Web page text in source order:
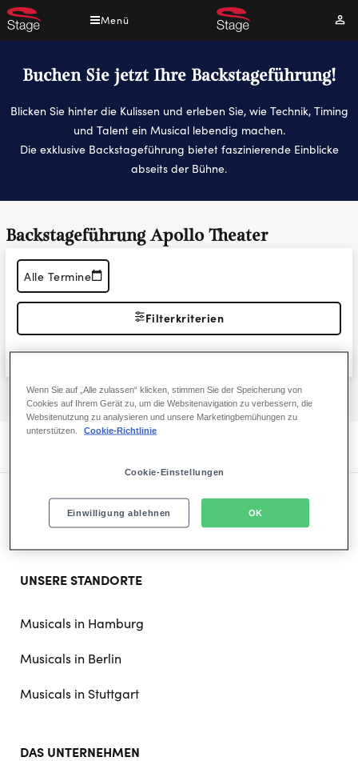
Direkt
zum
Menü
Buchen Sie jetzt Ihre Backstageführung!
Blicken Sie hinter die Kulissen und erleben Sie, wie Technik, Timing
und Talent ein Musical lebendig machen.
Die exklusive Backstageführung bietet faszinierende Einblicke
abseits der Bühne.
Backstageführung Apollo Theater
Alle Termine
Filterkriterien
Filter zurücksetzen
UNSERE STANDORTE
Musicals in Hamburg
Musicals in Berlin
Musicals in Stuttgart
DAS UNTERNEHMEN
Wenn Sie auf „Alle zulassen“ klicken, stimmen Sie der Speicherung von
Cookies auf Ihrem Gerät zu, um die Websitenavigation zu verbessern, die
Websitenutzung zu analysieren und unsere Marketingbemühungen zu
unterstützen.
Cookie-Richtlinie
Cookie-Einstellungen
Einwilligung ablehnen OK